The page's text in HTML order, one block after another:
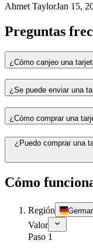
Ahmet TaylorJan 15,
Preguntas
¿Cómo canjeo una
¿Se puede enviar una
¿Cómo comprar una
¿Puedo comprar una
Cómo
Región
Valor
Paso 1